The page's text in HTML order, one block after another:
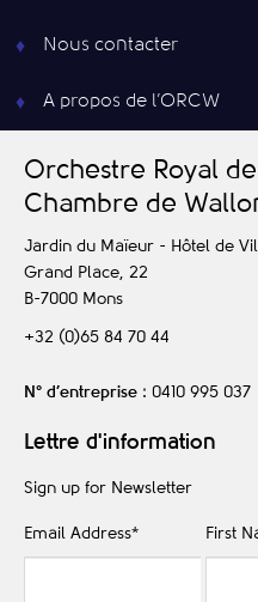
Nous contacter
A propos de l’ORCW
Orchestre Royal de
Chambre de W
Jardin du Maïeur - Hôtel de
Grand Place, 22
B-7000 Mons
+32 (0)65 84 70 44
N° d’entreprise : 0410 995 037
Lettre d'information
Sign up for Newsletter
Email Address* First